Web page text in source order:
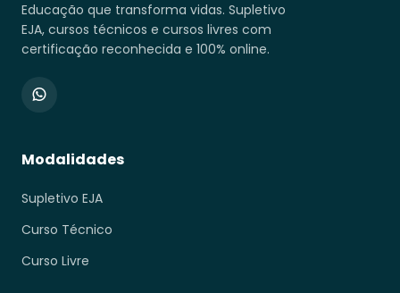
Educação que transforma vidas. Supletivo
EJA, cursos técnicos e cursos livres com
certificação reconhecida e 100% online.
Modalidades
Supletivo EJA
Curso Técnico
Curso Livre